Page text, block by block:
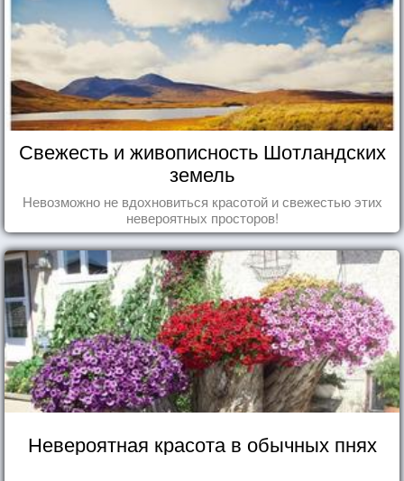
Свежесть и живописность Шотландских
земель
Невозможно не вдохновиться красотой и свежестью этих
невероятных просторов!
Невероятная красота в обычных пнях